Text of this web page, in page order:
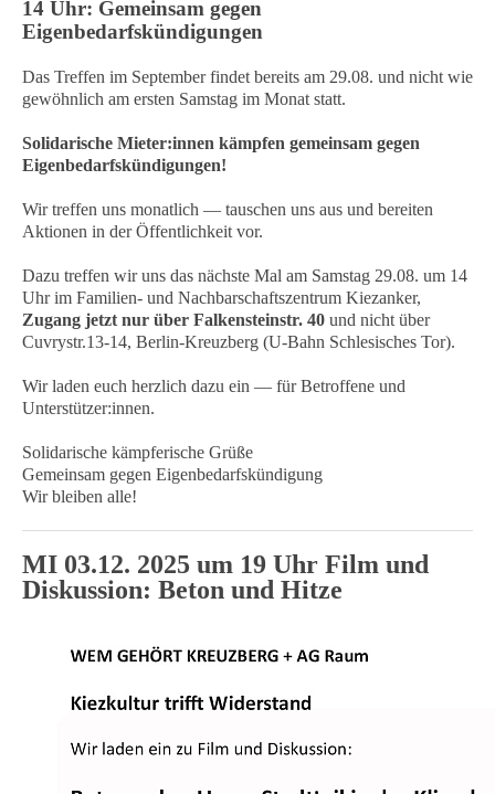
14 Uhr: Gemeinsam gegen
Eigenbedarfskündigungen
Das Treffen im September findet bereits am 29.08. und nicht wie
gewöhnlich am ersten Samstag im Monat statt.
Solidarische Mieter:innen kämpfen gemeinsam gegen
Eigenbedarfskündigungen!
Wir treffen uns monatlich — tauschen uns aus und bereiten
Aktionen in der Öffentlichkeit vor.
Dazu treffen wir uns das nächste Mal am Samstag 29.08. um 14
Uhr im Familien- und Nachbarschaftszentrum Kiezanker,
Zugang jetzt nur über Falkensteinstr. 40 und nicht über
Cuvrystr.13-14, Berlin-Kreuzberg (U-Bahn Schlesisches Tor).
Wir laden euch herzlich dazu ein — für Betroffene und
Unterstützer:innen.
Solidarische kämpferische Grüße
Gemeinsam gegen Eigenbedarfskündigung
Wir bleiben alle!
MI 03.12. 2025 um 19 Uhr Film und
Diskussion: Beton und Hitze